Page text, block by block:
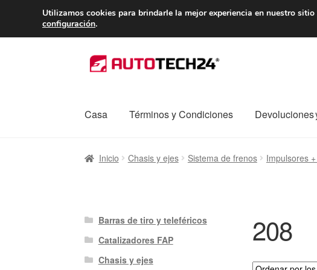
ENTREGA desde 7 EUR
Ir
a
Ir
al
Casa Términos y Condiciones Devoluciones
InicioCaja registradora CarroContacto Envío al
Inicio Chasis y ejes Sistema de frenos Impulsores
208
Barras de tiro y teleféricos
Catalizadores FAP
Chasis y ejes
Utilizamos cookies para brindarle la mejor experiencia en nuestro sitio
configuración.